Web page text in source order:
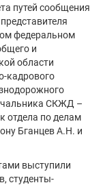
путей сообщения
федеральном
и
области
кадрового
СКЖД –
отдела по делам
Бганцев А.Н. и
выступили
студенты-